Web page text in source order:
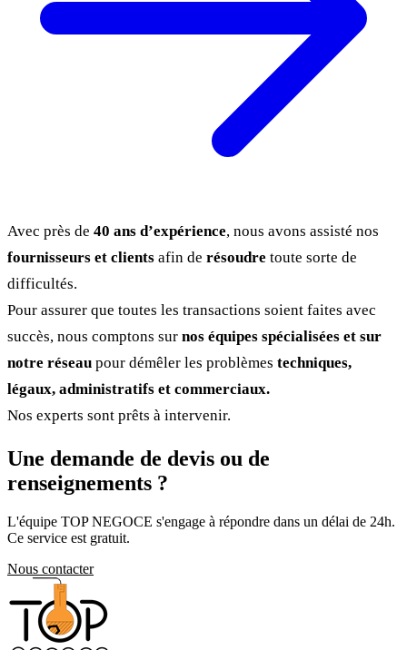
Avec près de 40 ans d’expérience, nous avons assisté nos
fournisseurs et clients afin de résoudre toute sorte de
difficultés.
Pour assurer que toutes les transactions soient faites avec
succès, nous comptons sur nos équipes spécialisées et sur
notre réseau pour démêler les problèmes techniques,
légaux, administratifs et commerciaux.
Nos experts sont prêts à intervenir.
Une demande de devis ou de
renseignements ?
L'équipe TOP NEGOCE s'engage à répondre dans un délai de 24h.
Ce service est gratuit.
Nous contacter